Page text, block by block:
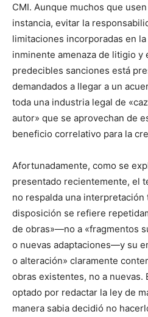
CMI. Aunque muchos que
instancia, evitar la
limitaciones incorporadas en
inminente amenaza de litigio y
predecibles sanciones está
demandados a llegar a un
toda una industria legal de
autor» que se aprovechan de
beneficio correlativo para la
Afortunadamente, como se
presentado recientemente, el
no respalda una interpretación
disposición se refiere
de obras»—no a «fragmentos
o nuevas adaptaciones—y su
o alteración» claramente
obras existentes, no a nuevas.
optado por redactar la ley de
manera sabia decidió no